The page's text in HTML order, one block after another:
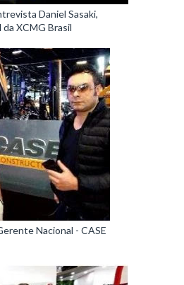
Daniel Sasaki,
XCMG Brasil
Nacional - CASE